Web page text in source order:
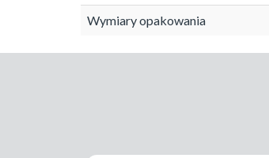
Wymiary opakowania